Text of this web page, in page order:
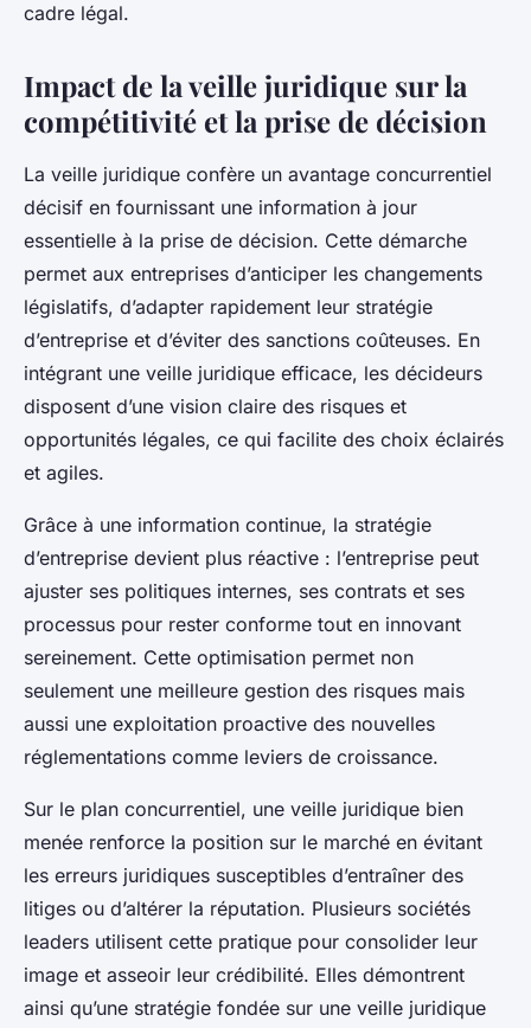
cadre légal.
Impact de la veille juridique sur la
compétitivité et la prise de décision
La veille juridique confère un avantage concurrentiel
décisif en fournissant une information à jour
essentielle à la prise de décision. Cette démarche
permet aux entreprises d’anticiper les changements
législatifs, d’adapter rapidement leur stratégie
d’entreprise et d’éviter des sanctions coûteuses. En
intégrant une veille juridique efficace, les décideurs
disposent d’une vision claire des risques et
opportunités légales, ce qui facilite des choix éclairés
et agiles.
Grâce à une information continue, la stratégie
d’entreprise devient plus réactive : l’entreprise peut
ajuster ses politiques internes, ses contrats et ses
processus pour rester conforme tout en innovant
sereinement. Cette optimisation permet non
seulement une meilleure gestion des risques mais
aussi une exploitation proactive des nouvelles
réglementations comme leviers de croissance.
Sur le plan concurrentiel, une veille juridique bien
menée renforce la position sur le marché en évitant
les erreurs juridiques susceptibles d’entraîner des
litiges ou d’altérer la réputation. Plusieurs sociétés
leaders utilisent cette pratique pour consolider leur
image et asseoir leur crédibilité. Elles démontrent
ainsi qu’une stratégie fondée sur une veille juridique